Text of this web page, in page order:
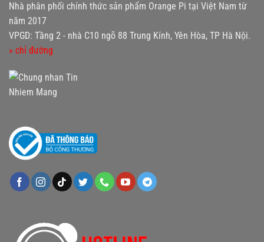
Nhà phân phối chính thức sản phẩm Orange Pi tại Việt Nam từ
năm 2017
VPGD: Tầng 2 - nhà C10 ngõ 88 Trung Kính, Yên Hòa, TP Hà Nội.
» chỉ đường